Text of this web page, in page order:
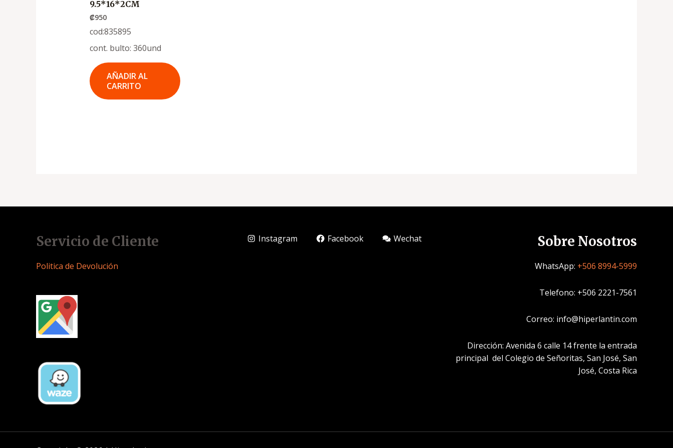
9.5*16*2CM
₡950
cod:835895
cont. bulto: 360und
AÑADIR AL
CARRITO
Servicio de Cliente
Politica de Devolución
Instagram Facebook Wechat Sobre Nosotros
WhatsApp: +506 8994-5999
Telefono: +506 2221-7561
Correo: info@hiperlantin.com
Dirección: Avenida 6 calle 14 frente la entrada
principal del Colegio de Señoritas, San José, San
José, Costa Rica